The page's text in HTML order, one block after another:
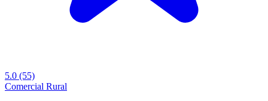
5.0 (55)
Comercial Rural